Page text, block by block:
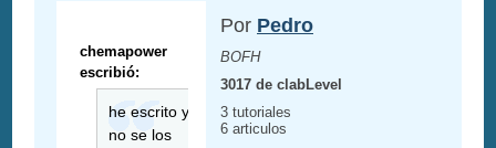
chemapower
escribió:
he escrito ya
no se los
Por Pedro
BOFH
3017 de clabLevel
3 tutoriales
6 articulos